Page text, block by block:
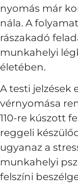
nyomás már
nála. A
rászakadó
munkahelyi
életében.
A testi jelzések
vérnyomása
110-re kúszott
reggeli
ugyanaz a
munkahelyi
felszíni